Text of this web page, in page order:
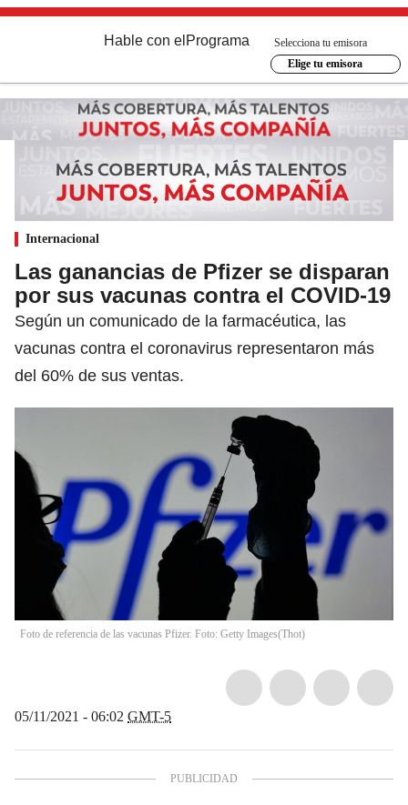
Hable con el Programa
Selecciona tu emisora
Elige tu emisora
Internacional
Las ganancias de Pfizer se disparan
por sus vacunas contra el COVID-19
Según un comunicado de la farmacéutica, las
vacunas contra el coronavirus representaron más
del 60% de sus ventas.
Foto de referencia de las vacunas Pfizer. Foto: Getty Images(Thot)
05/11/2021 - 06:02 GMT-5